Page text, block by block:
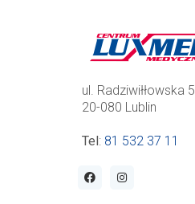
ul. Radziwiłłowska 5
20-080 Lublin
Tel: 81 532 37 11